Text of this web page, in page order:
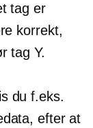
tag er
korrekt,
tag Y.
du f.eks.
efter at